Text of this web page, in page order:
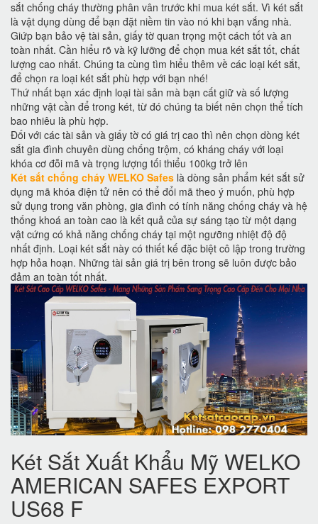
sắt chống cháy thường phân vân trước khi mua két sắt. Vì két sắt
là vật dụng dùng để bạn đặt niềm tin vào nó khi bạn vắng nhà.
Giứp bạn bảo vệ tài sản, giấy tờ quan trọng một cách tốt và an
toàn nhất. Cần hiểu rõ và kỹ lưỡng để chọn mua két sắt tốt, chất
lượng cao nhất. Chúng ta cùng tìm hiểu thêm về các loại két sắt,
để chọn ra loại két sắt phù hợp với bạn nhé!
Thứ nhất bạn xác định loại tài sản mà bạn cất giữ và số lượng
những vật cần để trong két, từ đó chúng ta biết nên chọn thể tích
bao nhiêu là phù hợp.
Đối với các tài sản và giấy tờ có giá trị cao thì nên chọn dòng két
sắt gia đình chuyên dùng chống trộm, có kháng cháy với loại
khóa cơ đỗi mã và trọng lượng tối thiểu 100kg trở lên
Két sắt chống cháy WELKO Safes là dòng sản phẩm két sắt sử
dụng mã khóa điện tử nên có thể đổi mã theo ý muốn, phù hợp
sử dụng trong văn phòng, gia đình có tính năng chống cháy và hệ
thống khoá an toàn cao là kết quả của sự sáng tạo từ một dạng
vật cứng có khả năng chống cháy tại một ngưỡng nhiệt độ độ
nhất định. Loại két sắt này có thiết kế đặc biệt cô lập trong trường
hợp hỏa hoạn. Những tài sản giá trị bên trong sẽ luôn được bảo
đảm an toàn tốt nhất.
Két Sắt Xuất Khẩu Mỹ WELKO
AMERICAN SAFES EXPORT
US68 F